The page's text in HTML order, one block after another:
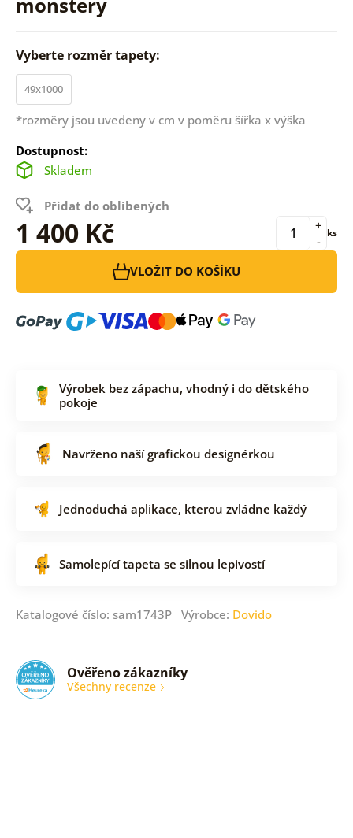
Vyberte rozměr tapety:
49x1000
*rozměry jsou uvedeny v cm v poměru šířka x výška
Dostupnost:
Skladem
Přidat do oblíbených
1 400 Kč -
+ ks
VLOŽIT DO KOŠÍKU
Výrobek bez zápachu, vhodný i do dětského
pokoje
Navrženo naší grafickou designérkou
Jednoduchá aplikace, kterou zvládne každý
Samolepící tapeta se silnou lepivostí
Katalogové číslo: sam1743P Výrobce: Dovido
Ověřeno zákazníky
Všechny recenze